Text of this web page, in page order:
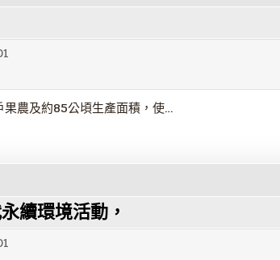
農及約85公頃生產面積，使…
續環境活動，